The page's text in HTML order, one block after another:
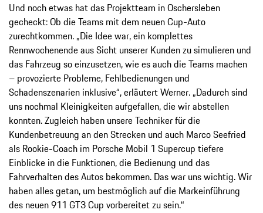
Und noch etwas hat das Projektteam in Oschersleben
gecheckt: Ob die Teams mit dem neuen Cup-Auto
zurechtkommen. „Die Idee war, ein komplettes
Rennwochenende aus Sicht unserer Kunden zu simulieren und
das Fahrzeug so einzusetzen, wie es auch die Teams machen
– provozierte Probleme, Fehlbedienungen und
Schadenszenarien inklusive“, erläutert Werner. „Dadurch sind
uns nochmal Kleinigkeiten aufgefallen, die wir abstellen
konnten. Zugleich haben unsere Techniker für die
Kundenbetreuung an den Strecken und auch Marco Seefried
als Rookie-Coach im Porsche Mobil 1 Supercup tiefere
Einblicke in die Funktionen, die Bedienung und das
Fahrverhalten des Autos bekommen. Das war uns wichtig. Wir
haben alles getan, um bestmöglich auf die Markeinführung
des neuen 911 GT3 Cup vorbereitet zu sein.“